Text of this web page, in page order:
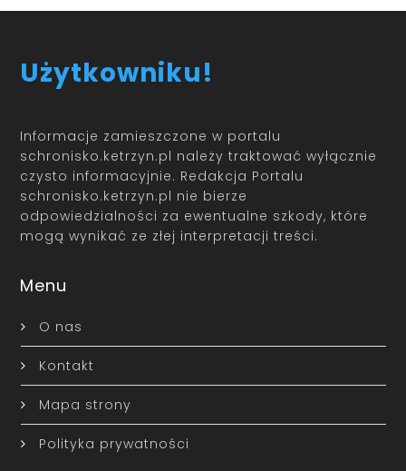
Użytkowniku!
Informacje zamieszczone w portalu
schronisko.ketrzyn.pl należy traktować wyłącznie
czysto informacyjnie. Redakcja Portalu
schronisko.ketrzyn.pl nie bierze
odpowiedzialności za ewentualne szkody, które
mogą wynikać ze złej interpretacji treści.
Menu
O nas
Kontakt
Mapa strony
Polityka prywatności